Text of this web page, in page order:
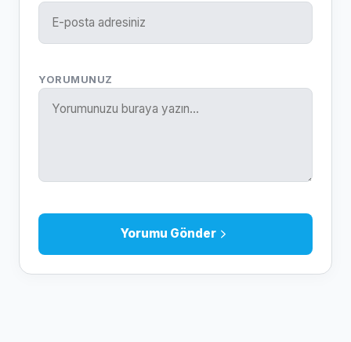
YORUMUNUZ
Yorumu Gönder